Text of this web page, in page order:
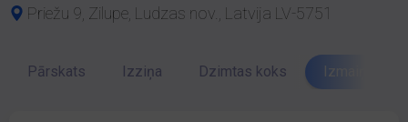
Priežu 9, Zilupe, Ludzas nov., Latvija LV-5751
Pārskats Izziņa Dzimtas koks Izmaiņu